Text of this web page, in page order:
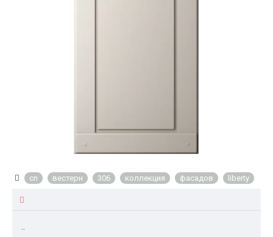
cn вестерн 306 коллекция фасадов liberty
..